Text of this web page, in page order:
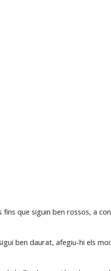
fins que siguin ben rossos, a
ben daurat, afegiu-hi els